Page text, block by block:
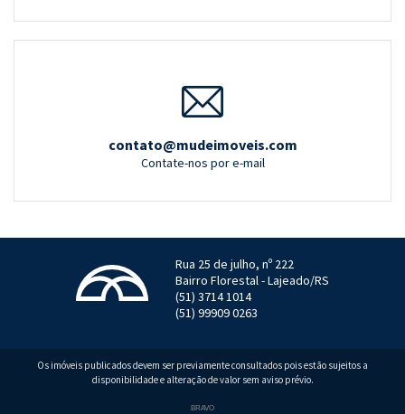
Localizar
contato@mudeimoveis.com
Contate-nos por e-mail
Rua 25 de julho, nº 222
Bairro Florestal - Lajeado/RS
(51) 3714 1014
(51) 99909 0263
Os imóveis publicados devem ser previamente consultados pois estão sujeitos a
disponibilidade e alteração de valor sem aviso prévio.
BRAVO